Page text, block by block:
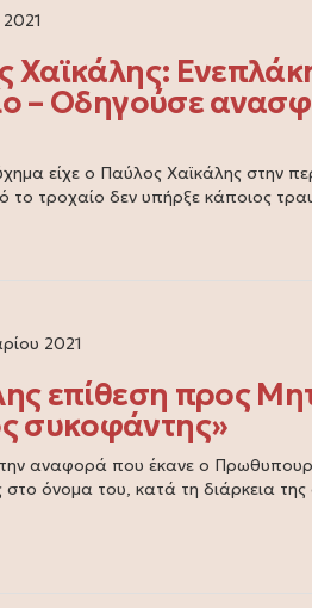
Χαϊκάλης:
– Οδηγούσε
είχε ο Παύλος Χαϊκάλης στην
το τροχαίο δεν υπήρξε κάποιος
2021
επίθεση προς
συκοφάντης»
αναφορά που έκανε ο
όνομα του, κατά τη διάρκεια